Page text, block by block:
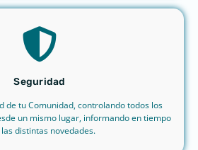
Seguridad
de tu Comunidad, controlando todos los
un mismo lugar, informando en tiempo
distintas novedades.